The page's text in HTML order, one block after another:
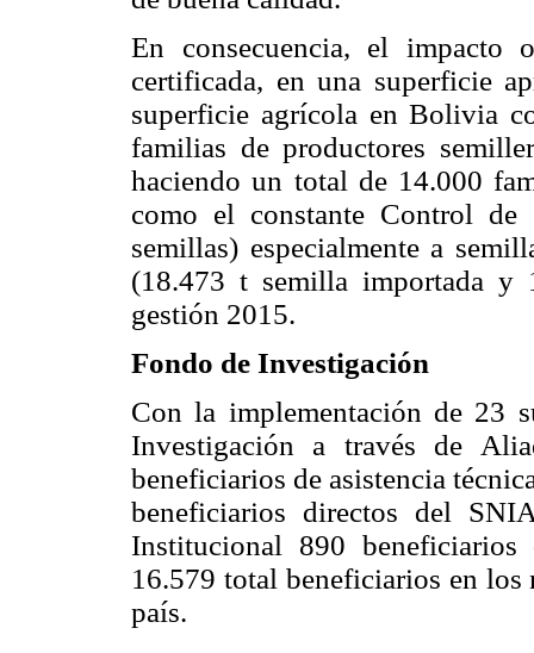
En consecuencia, el impacto
certificada, en una superficie
superficie agrícola en Bolivia
familias de productores
haciendo un total de 14.000
como el constante Control
semillas) especialmente a
(18.473 t semilla importada y
gestión 2015.
Fondo de Investigación
Con la implementación de 23
Investigación a través de
beneficiarios de asistencia
beneficiarios directos del
Institucional 890
16.579 total beneficiarios en
país.